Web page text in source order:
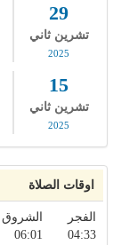
29
تشرين ثاني
2025
15
تشرين ثاني
2025
اوقات الصلاة
الفجر
04:33
الشروق
06:01